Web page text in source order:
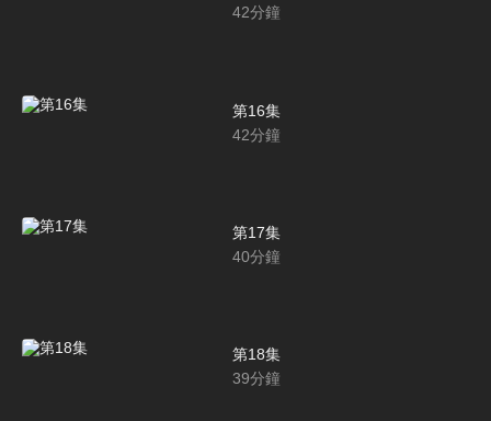
42分鐘
第16集
42分鐘
第17集
40分鐘
第18集
39分鐘